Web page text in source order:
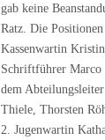
gab keine
Ratz. Die
Kassenwartin
Schriftführer Marco
dem
Thiele, Thorsten
2. Jugenwartin